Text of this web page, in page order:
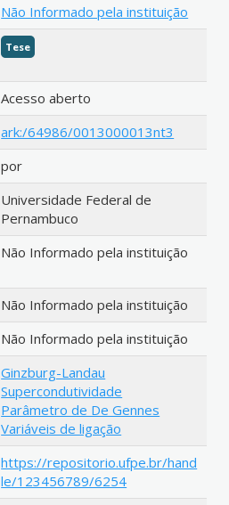
Não Informado pela instituição
Tese
Acesso aberto
ark:/64986/0013000013nt3
por
Universidade Federal de
Pernambuco
Não Informado pela instituição
Não Informado pela instituição
Não Informado pela instituição
Ginzburg-Landau
Supercondutividade
Parâmetro de De Gennes
Variáveis de ligação
https://repositorio.ufpe.br/hand
le/123456789/6254